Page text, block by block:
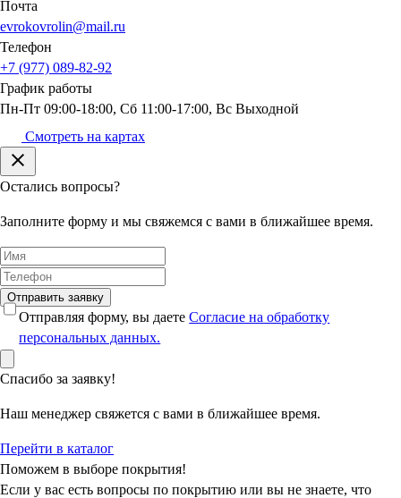
Почта
evrokovrolin@mail.ru
Телефон
+7 (977) 089-82-92
График работы
Пн-Пт 09:00-18:00, Сб 11:00-17:00, Вс Выходной
Смотреть на картах
Остались вопросы?
Заполните форму и мы свяжемся с вами в ближайшее время.
Отправить заявку
Отправляя форму, вы даетеСогласие на обработку
персональных данных.
Спасибо за заявку!
Наш менеджер свяжется с вами в ближайшее время.
Перейти в каталог
Поможем в выборе покрытия!
Если у вас есть вопросы по покрытию или вы не знаете, что